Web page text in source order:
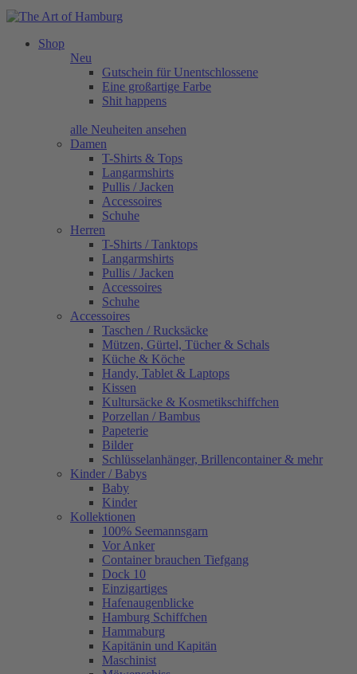
Shop
Neu
Gutschein für Unentschlossene
Eine großartige Farbe
Shit happens
alle Neuheiten ansehen
Damen
T-Shirts & Tops
Langarmshirts
Pullis / Jacken
Accessoires
Schuhe
Herren
T-Shirts / Tanktops
Langarmshirts
Pullis / Jacken
Accessoires
Schuhe
Accessoires
Taschen / Rucksäcke
Mützen, Gürtel, Tücher & Schals
Küche & Köche
Handy, Tablet & Laptops
Kissen
Kultursäcke & Kosmetikschiffchen
Porzellan / Bambus
Papeterie
Bilder
Schlüsselanhänger, Brillencontainer & mehr
Kinder / Babys
Baby
Kinder
Kollektionen
100% Seemannsgarn
Vor Anker
Container brauchen Tiefgang
Dock 10
Einzigartiges
Hafenaugen­blicke
Hamburg Schiffchen
Hammaburg
Kapitänin und Kapitän
Maschinist